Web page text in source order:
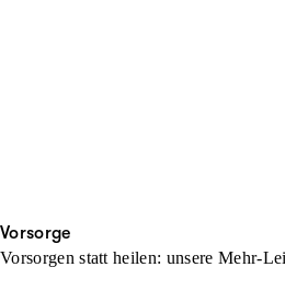
Vorsorge
Vorsorgen statt heilen: unsere Mehr-